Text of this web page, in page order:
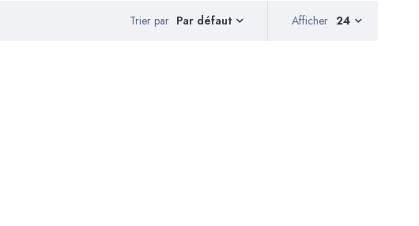
Trier par Par défaut Afficher 24